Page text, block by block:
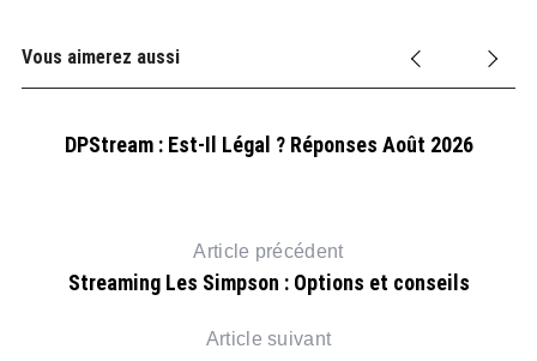
Vous aimerez aussi
DPStream : Est-Il Légal ? Réponses Août 2026
Article précédent
Streaming Les Simpson : Options et conseils
Article suivant